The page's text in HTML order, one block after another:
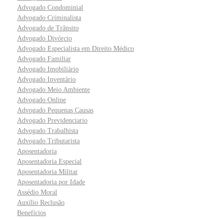
Advogado Condominial
Advogado Criminalista
Advogado de Trânsito
Advogado Divórcio
Advogado Especialista em Direito Médico
Advogado Familiar
Advogado Imobiliário
Advogado Inventário
Advogado Meio Ambiente
Advogado Online
Advogado Pequenas Causas
Advogado Previdenciario
Advogado Trabalhista
Advogado Tributarista
Aposentadoria
Aposentadoria Especial
Aposentadoria Militar
Aposentadoria por Idade
Assédio Moral
Auxílio Reclusão
Benefícios